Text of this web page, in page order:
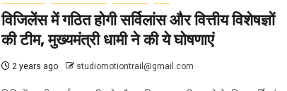
विजिलेंस में गठित होगी सर्विलांस और वित्तीय विशेषज्ञों
की टीम, मुख्यमंत्री धामी ने की ये घोषणाएं
2 years ago studiomotiontrail@gmail.com